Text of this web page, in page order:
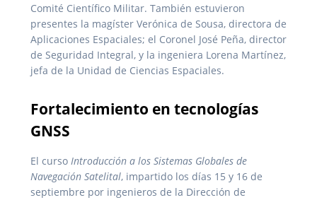
Comité Científico Militar. También estuvieron
presentes la magíster Verónica de Sousa, directora de
Aplicaciones Espaciales; el Coronel José Peña, director
de Seguridad Integral, y la ingeniera Lorena Martínez,
jefa de la Unidad de Ciencias Espaciales.
Fortalecimiento en tecnologías
GNSS
El curso Introducción a los Sistemas Globales de
Navegación Satelital, impartido los días 15 y 16 de
septiembre por ingenieros de la Dirección de